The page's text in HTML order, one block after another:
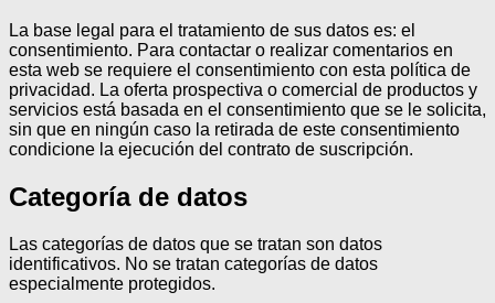
La base legal para el tratamiento de sus datos es: el
consentimiento. Para contactar o realizar comentarios en
esta web se requiere el consentimiento con esta política de
privacidad. La oferta prospectiva o comercial de productos y
servicios está basada en el consentimiento que se le solicita,
sin que en ningún caso la retirada de este consentimiento
condicione la ejecución del contrato de suscripción.
Categoría de datos
Las categorías de datos que se tratan son datos
identificativos. No se tratan categorías de datos
especialmente protegidos.